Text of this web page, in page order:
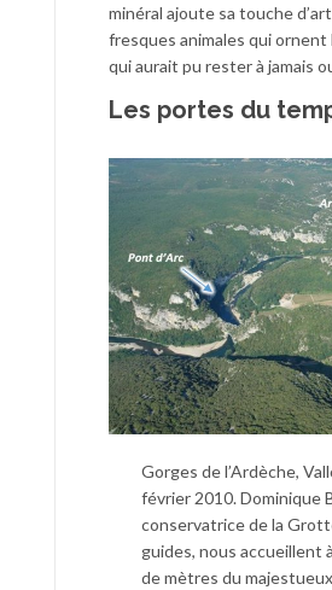
minéral ajoute sa touche
fresques animales qui
qui aurait pu rester à jamais
Les portes du
Gorges de l’Ardèche,
février 2010. Dominique
conservatrice de la
guides, nous accueillent
de mètres du